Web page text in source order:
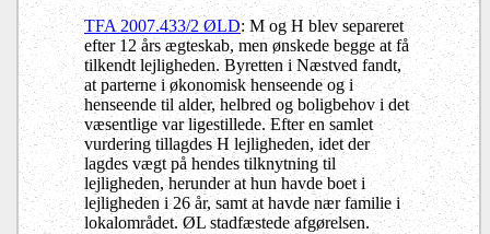
TFA 2007.433/2 ØLD: M og H blev separeret
efter 12 års ægteskab, men ønskede begge at få
tilkendt lejligheden. Byretten i Næstved fandt,
at parterne i økonomisk henseende og i
henseende til alder, helbred og boligbehov i det
væsentlige var ligestillede. Efter en samlet
vurdering tillagdes H lejligheden, idet der
lagdes vægt på hendes tilknytning til
lejligheden, herunder at hun havde boet i
lejligheden i 26 år, samt at havde nær familie i
lokalområdet. ØL stadfæstede afgørelsen.